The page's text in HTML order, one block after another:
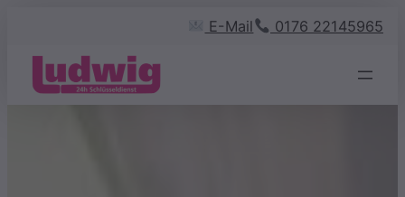
springen
E-Mail 0176 22145965